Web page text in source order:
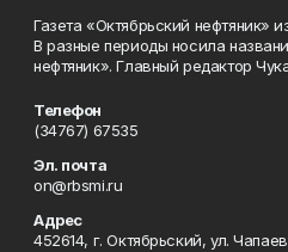
Газета «Октябрьский нефтяник»
В разные периоды носила
нефтяник». Главный редактор
Телефон
(34767) 67535
Эл. почта
on@rbsmi.ru
Адрес
452614, г. Октябрьский, ул.